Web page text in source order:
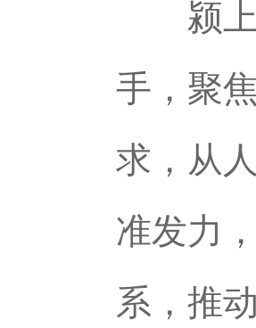
颍上
手，聚
求，从
准发力
系，推